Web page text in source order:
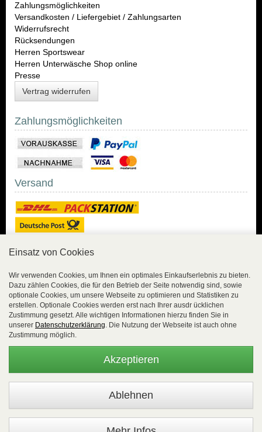
Zahlungsmöglichkeiten
Versandkosten / Liefergebiet / Zahlungsarten
Widerrufsrecht
Rücksendungen
Herren Sportswear
Herren Unterwäsche Shop online
Presse
Vertrag widerrufen
Zahlungsmöglichkeiten
Versand
Sicher Einkaufen mit
Trusted Shops und
Geld-zurück-Garantie.
lückenlos verschlüsselt
übertragen.
Die Shop-Server sind PCI-zertifiziert.
+49 (0)2654 8839818 - Fax: 02654 883 9820 -
Einsatz von Cookies
Wir verwenden Cookies, um Ihnen ein optimales Einkaufserlebnis zu bieten.
Dazu zählen Cookies, die für den Betrieb der Seite notwendig sind, sowie
optionale Cookies, um unsere Webseite zu optimieren und Statistiken zu
erstellen. Optionale Cookies werden erst nach Ihrer ausdr ücklichen
Zustimmung gesetzt. Alle wichtigen Informationen hierzu finden Sie in
unserer Datenschutzerklärung. Die Nutzung der Webseite ist auch ohne
Zustimmung möglich.
Akzeptieren